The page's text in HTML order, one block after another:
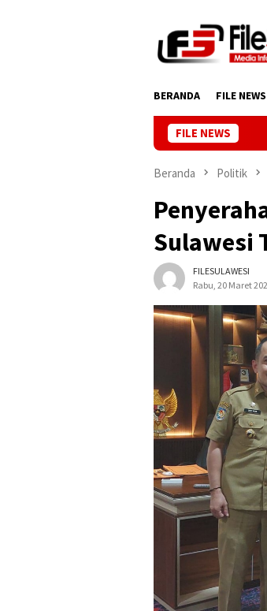
BERANDA FILE NEWS
FILE NEWSWakil
Beranda Politik
Sulawesi
FILESULAWESI
Rabu, 20 Maret